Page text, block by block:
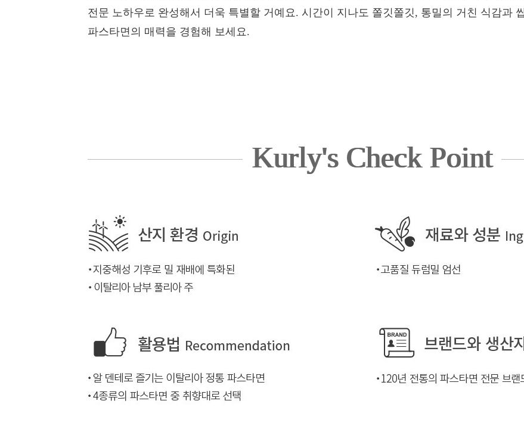
전문 노하우로 완성해서 더욱 특별할 거예요. 시간이 지나도 쫄깃쫄깃, 통밀의 거친 식감과
파스타면의 매력을 경험해 보세요.
Kurly's Check Point